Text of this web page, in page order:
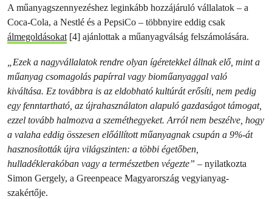
A műanyagszennyezéshez leginkább hozzájáruló vállalatok – a
Coca-Cola, a Nestlé és a PepsiCo – többnyire eddig csak
álmegoldásokat[4] ajánlottak a műanyagválság felszámolására.
„Ezek a nagyvállalatok rendre olyan ígéretekkel állnak elő, mint a
műanyag csomagolás papírral vagy bioműanyaggal való
kiváltása. Ez továbbra is az eldobható kultúrát erősíti, nem pedig
egy fenntartható, az újrahasználaton alapuló gazdaságot támogat,
ezzel tovább halmozva a szeméthegyeket. Arról nem beszélve, hogy
a valaha eddig összesen előállított műanyagnak csupán a 9%-át
hasznosították újra világszinten: a többi égetőben,
hulladéklerakóban vagy a természetben végezte” – nyilatkozta
Simon Gergely, a Greenpeace Magyarország vegyianyag-
szakértője.